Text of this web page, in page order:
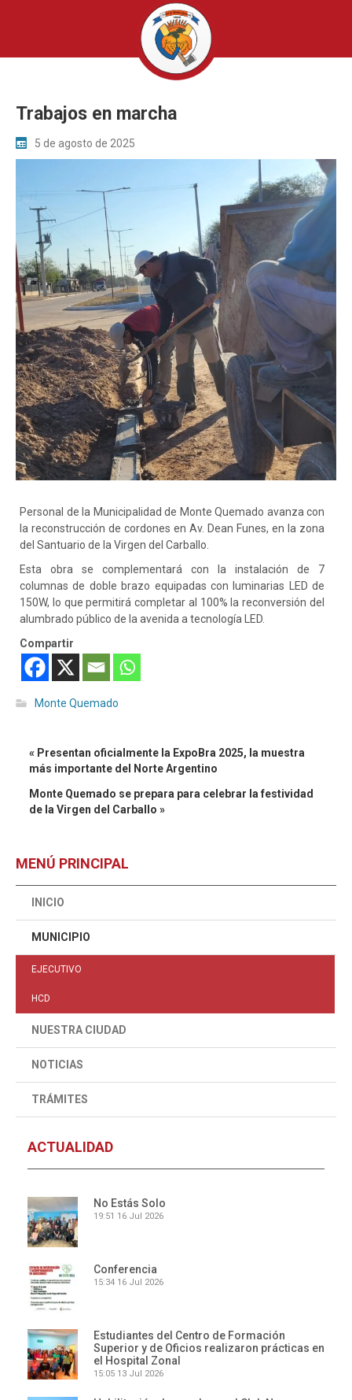
Trabajos en marcha
5 de agosto de 2025
Personal de la Municipalidad de Monte Quemado avanza con
la reconstrucción de cordones en Av. Dean Funes, en la zona
del Santuario de la Virgen del Carballo.
Esta obra se complementará con la instalación de 7
columnas de doble brazo equipadas con luminarias LED de
150W, lo que permitirá completar al 100% la reconversión del
alumbrado público de la avenida a tecnología LED.
Compartir
Monte Quemado
« Presentan oficialmente la ExpoBra 2025, la muestra
más importante del Norte Argentino
Monte Quemado se prepara para celebrar la festividad
de la Virgen del Carballo »
MENÚ PRINCIPAL
INICIO
MUNICIPIO
EJECUTIVO
HCD
NUESTRA CIUDAD
NOTICIAS
TRÁMITES
ACTUALIDAD
No Estás Solo
19:51 16 Jul 2026
Conferencia
15:34 16 Jul 2026
Estudiantes del Centro de Formación
Superior y de Oficios realizaron prácticas en
el Hospital Zonal
15:05 13 Jul 2026